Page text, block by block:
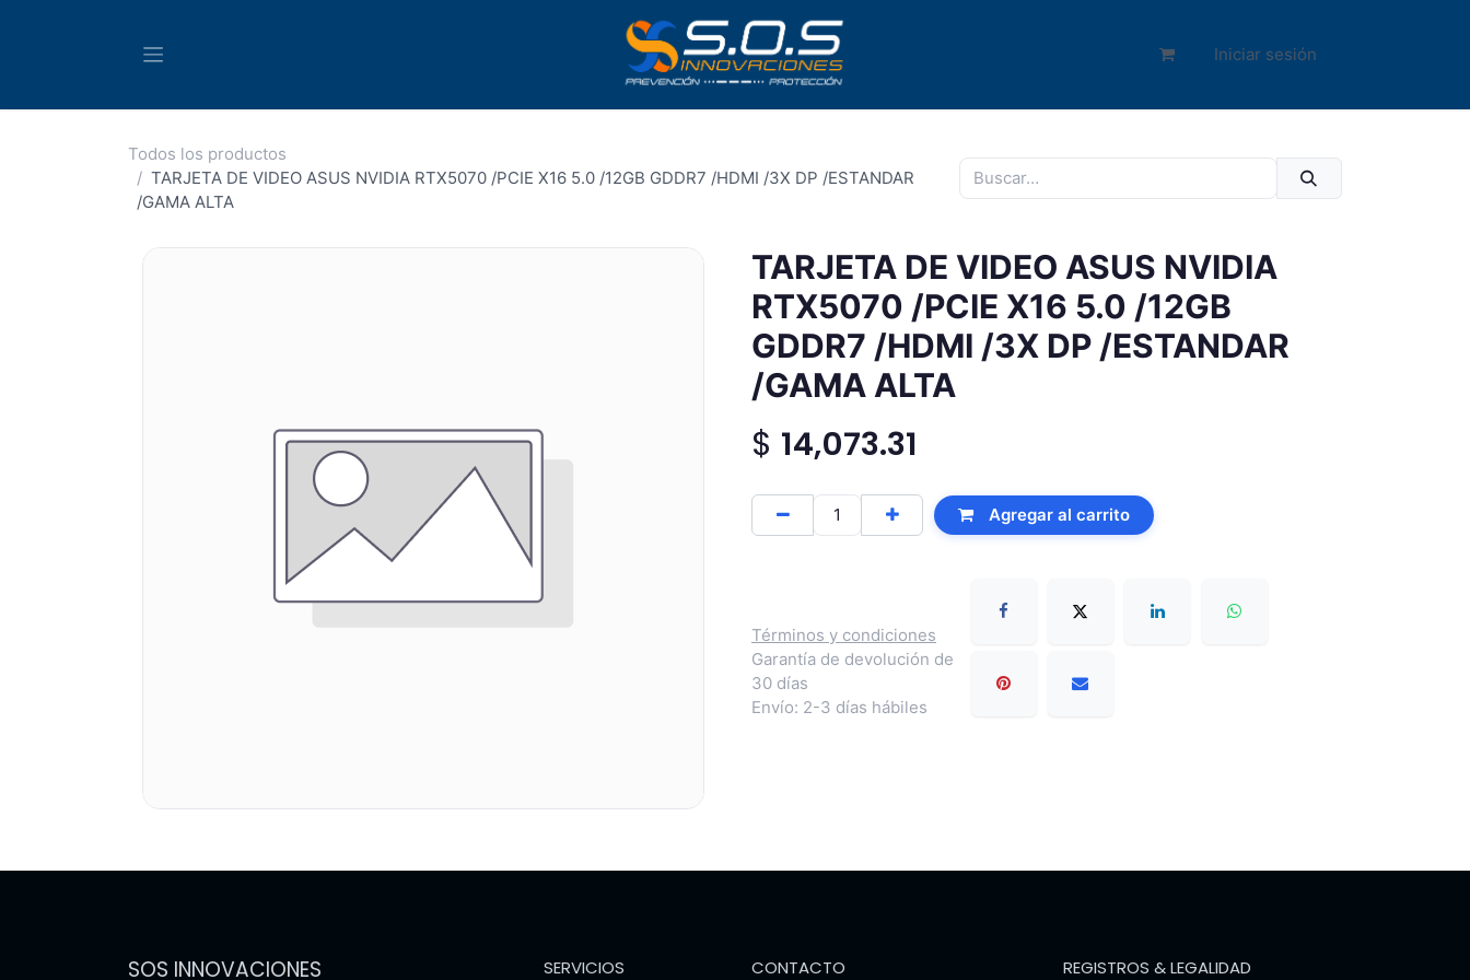
Iniciar sesión
Todos los productos
TARJETA DE VIDEO ASUS NVIDIA RTX5070 /PCIE X16 5.0 /12GB GDDR7 /HDMI /3X DP /ESTANDAR
/GAMA ALTA
TARJETA DE VIDEO ASUS NVIDIA
RTX5070 /PCIE X16 5.0 /12GB
GDDR7 /HDMI /3X DP /ESTANDAR
/GAMA ALTA
$ 14,073.31
Agregar al carrito
Términos y condiciones
Garantía de devolución de
30 días
Envío: 2-3 días hábiles
SOS INNOVACIONES SERVICIOS CONTACTO REGISTROS & LEGALIDAD